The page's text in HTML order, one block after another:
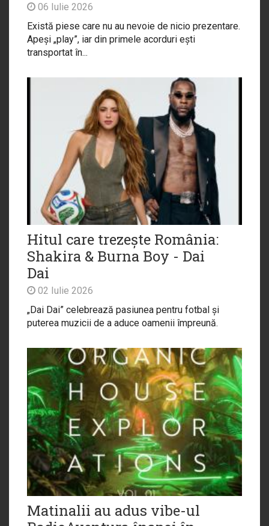
06 Iulie 2026
Există piese care nu au nevoie de nicio prezentare.
Apeși „play”, iar din primele acorduri ești
transportat în...
Hitul care trezește România:
Shakira & Burna Boy - Dai
Dai
02 Iulie 2026
„Dai Dai” celebrează pasiunea pentru fotbal și
puterea muzicii de a aduce oamenii împreună.
Matinalii au adus vibe-ul